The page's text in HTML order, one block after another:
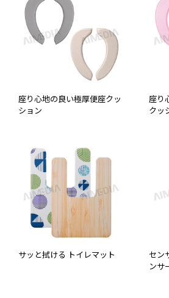
座り心地の良い極厚便座クッ
ション
座り
クッ
サッと拭ける トイレマット
セン
ンサ